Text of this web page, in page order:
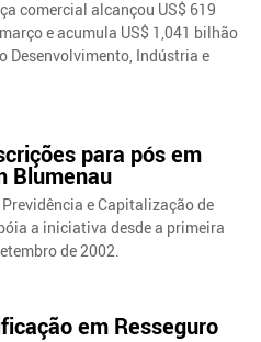
comercial alcançou US$ 619
e acumula US$ 1,041 bilhão
Desenvolvimento, Indústria e
para pós em
Blumenau
e Capitalização de
a iniciativa desde a primeira
de 2002.
em Resseguro